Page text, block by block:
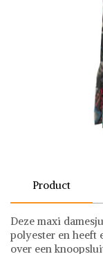
Product
Deze maxi
polyester en heeft
over een